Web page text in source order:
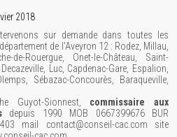
2018
sur demande dans toutes les
de l'Aveyron 12 : Rodez, Millau,
de-Rouergue, Onet-le-Château, Saint-
Luc, Capdenac-Gare, Espalion,
Sébazac-Concourès, Baraqueville,
Guyot-Sionnest, commissaire aux
depuis 1990 MOB 0667399676 BUR
mail contact@conseil-cac.com site